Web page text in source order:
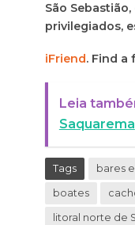
São
privilegiados,
iFriend. Find a
Leia
Saquarema
Tags bares
boates
litoral norte de